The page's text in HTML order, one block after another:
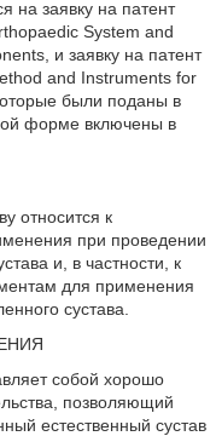
на заявку на патент
System and
и заявку на патент
and Instruments for
были поданы в
форме включены в
относится к
при проведении
и, в частности, к
для применения
сустава.
собой хорошо
позволяющий
естественный сустав